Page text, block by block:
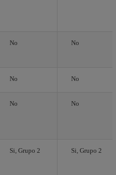
No No
No No
No No
Si, Grupo 2 Si, Grupo 2